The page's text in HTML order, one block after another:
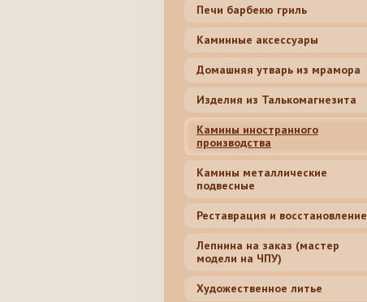
Печи барбекю гриль
Каминные аксессуары
Домашняя утварь из мрамора
Изделия из Талькомагнезита
Камины иностранного
производства
Камины металлические
подвесные
Реставрация и восстановление
Лепнина на заказ (мастер
модели на ЧПУ)
Художественное литье